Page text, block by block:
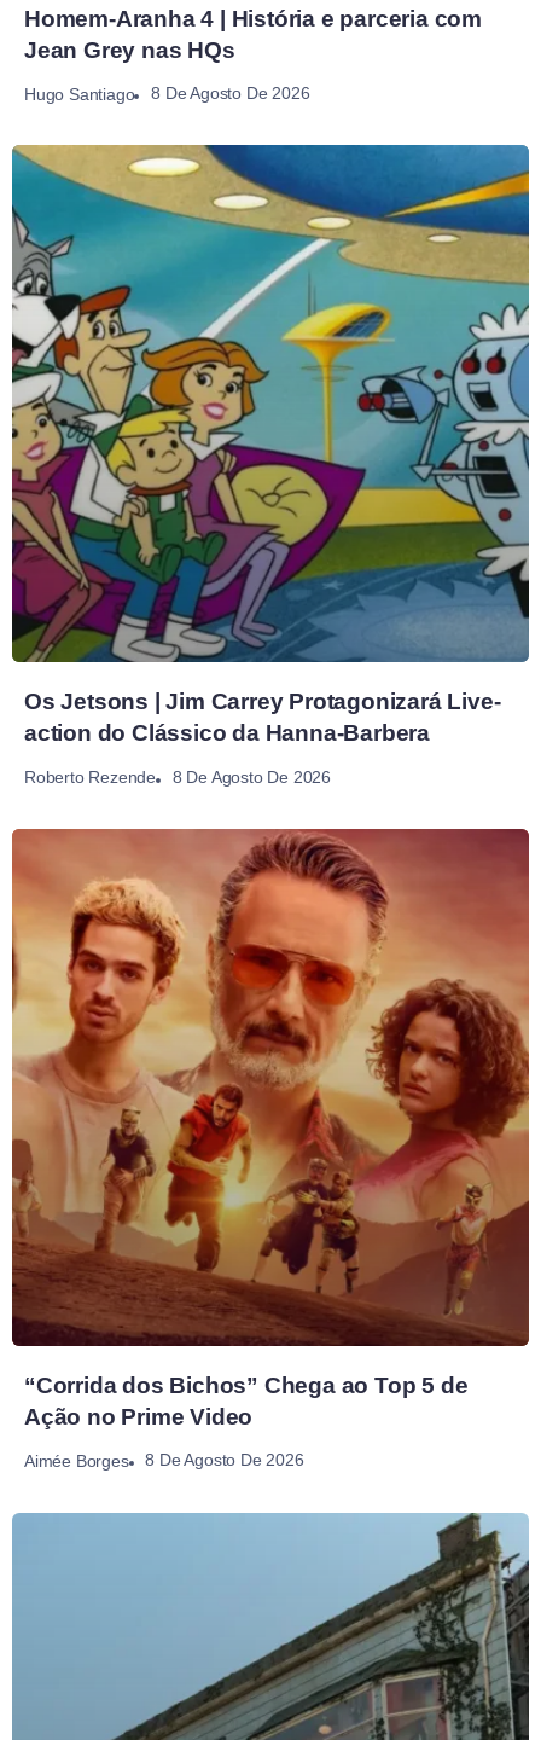
Homem-Aranha 4 | História e parceria com
Jean Grey nas HQs
Hugo Santiago 8 De Agosto De 2026
Os Jetsons | Jim Carrey Protagonizará Live-
action do Clássico da Hanna-Barbera
Roberto Rezende 8 De Agosto De 2026
“Corrida dos Bichos” Chega ao Top 5 de
Ação no Prime Video
Aimée Borges 8 De Agosto De 2026